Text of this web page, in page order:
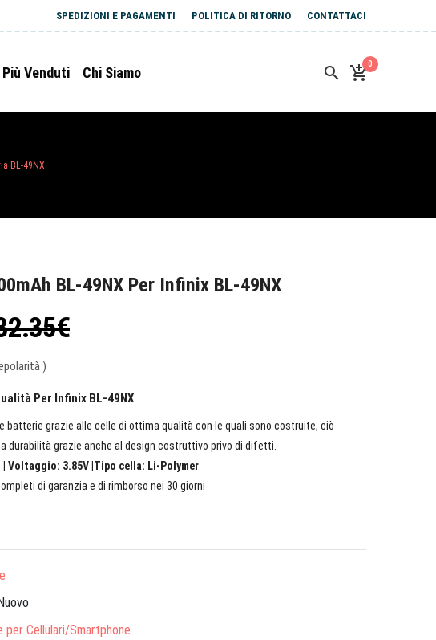
SPEDIZIONI E PAGAMENTI POLITICA DI RITORNO CONTATTACI
Più Venduti Chi Siamo
0
BL-49NX
BL-49NX Per Infinix BL-49NX
)
Per Infinix BL-49NX
batterie grazie alle celle di ottima qualità con le quali sono costruite, ciò
durabilità grazie anche al design costruttivo privo di difetti.
| Voltaggio: 3.85V |Tipo cella: Li-Polymer
di garanzia e di rimborso nei 30 giorni
per Cellulari/Smartphone